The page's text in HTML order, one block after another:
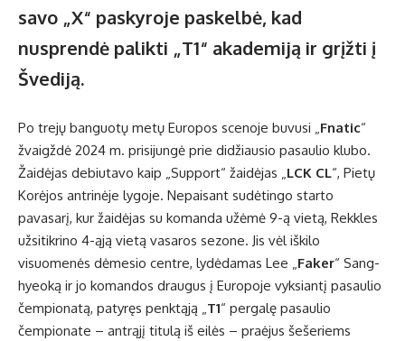
savo „X“ paskyroje paskelbė, kad
nusprendė palikti „T1“ akademiją ir grįžti į
Švediją.
Po trejų banguotų metų Europos scenoje buvusi „Fnatic“
žvaigždė 2024 m. prisijungė prie didžiausio pasaulio klubo.
Žaidėjas debiutavo kaip „Support“ žaidėjas „LCK CL“, Pietų
Korėjos antrinėje lygoje. Nepaisant sudėtingo starto
pavasarį, kur žaidėjas su komanda užėmė 9-ą vietą, Rekkles
užsitikrino 4-ąją vietą vasaros sezone. Jis vėl iškilo
visuomenės dėmesio centre, lydėdamas Lee „Faker“ Sang-
hyeoką ir jo komandos draugus į Europoje vyksiantį pasaulio
čempionatą, patyręs penktąją „T1“ pergalę pasaulio
čempionate – antrąjį titulą iš eilės – praėjus šešeriems